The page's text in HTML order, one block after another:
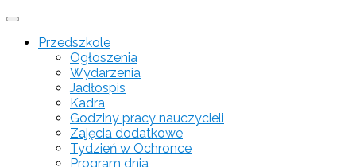
Przedszkole
Ogłoszenia
Wydarzenia
Jadłospis
Kadra
Godziny pracy nauczycieli
Zajęcia dodatkowe
Tydzień w Ochronce
Program dnia